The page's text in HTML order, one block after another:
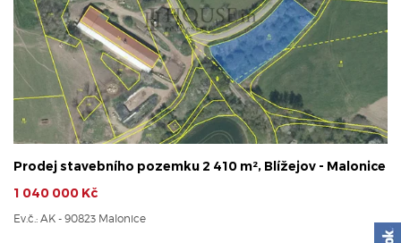
Prodej stavebního pozemku 2 410 m², Blížejov - Malonice
1 040 000 Kč
Ev.č.: AK - 90823 Malonice